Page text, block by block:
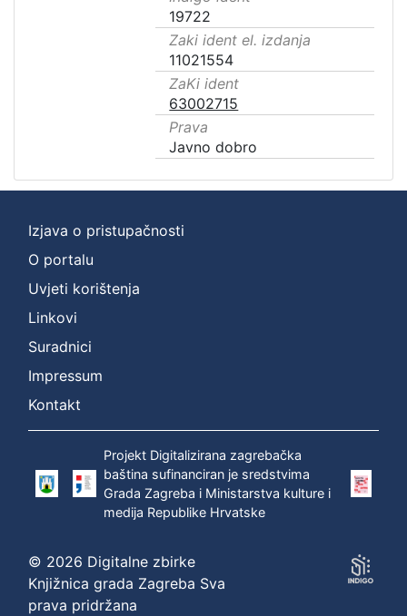
19722
Zaki ident el. izdanja
11021554
ZaKi ident
63002715
Prava
Javno dobro
Izjava o pristupačnosti
O portalu
Uvjeti korištenja
Linkovi
Suradnici
Impressum
Kontakt
Projekt Digitalizirana zagrebačka
baština sufinanciran je sredstvima
Grada Zagreba i Ministarstva kulture i
medija Republike Hrvatske
© 2026 Digitalne zbirke
Knjižnica grada Zagreba Sva
prava pridržana